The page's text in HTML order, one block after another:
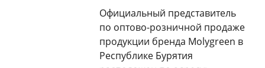
Официальный представитель
по оптово-розничной продаже
продукции бренда Molygreen в
Республике Бурятия